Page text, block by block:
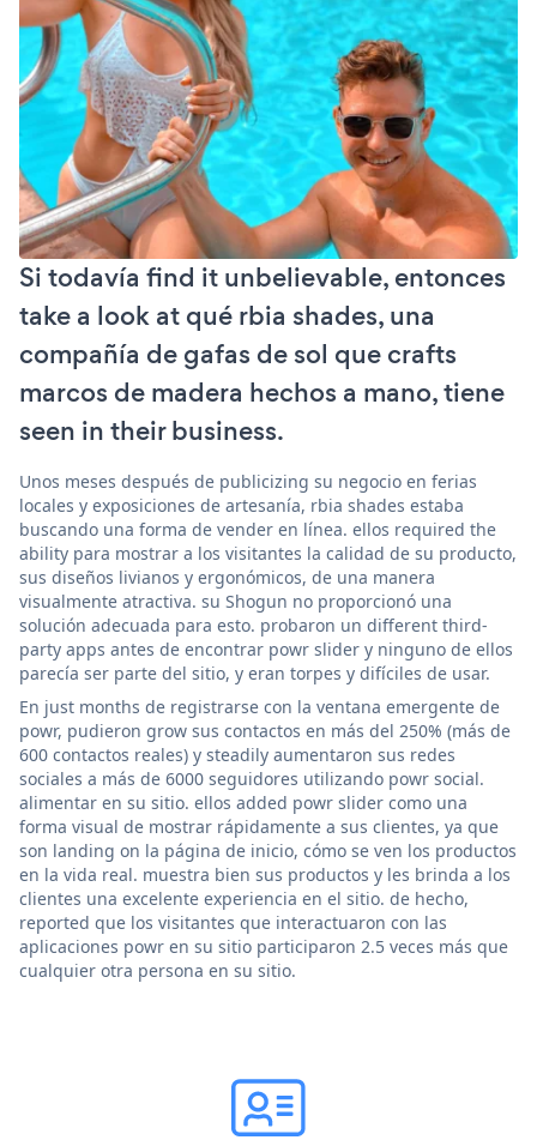
Si todavía find it unbelievable, entonces
take a look at qué rbia shades, una
compañía de gafas de sol que crafts
marcos de madera hechos a mano, tiene
seen in their business.
Unos meses después de publicizing su negocio en ferias
locales y exposiciones de artesanía, rbia shades estaba
buscando una forma de vender en línea. ellos required the
ability para mostrar a los visitantes la calidad de su producto,
sus diseños livianos y ergonómicos, de una manera
visualmente atractiva. su Shogun no proporcionó una
solución adecuada para esto. probaron un different third-
party apps antes de encontrar powr slider y ninguno de ellos
parecía ser parte del sitio, y eran torpes y difíciles de usar.
En just months de registrarse con la ventana emergente de
powr, pudieron grow sus contactos en más del 250% (más de
600 contactos reales) y steadily aumentaron sus redes
sociales a más de 6000 seguidores utilizando powr social.
alimentar en su sitio. ellos added powr slider como una
forma visual de mostrar rápidamente a sus clientes, ya que
son landing on la página de inicio, cómo se ven los productos
en la vida real. muestra bien sus productos y les brinda a los
clientes una excelente experiencia en el sitio. de hecho,
reported que los visitantes que interactuaron con las
aplicaciones powr en su sitio participaron 2.5 veces más que
cualquier otra persona en su sitio.